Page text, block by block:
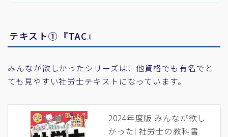
テキスト①『TAC』
みんなが欲しかったシリーズは、他資格でも有名でと
ても見やすい社労士テキストになっています。
2024年度版 みんなが欲し
かった! 社労士の教科書